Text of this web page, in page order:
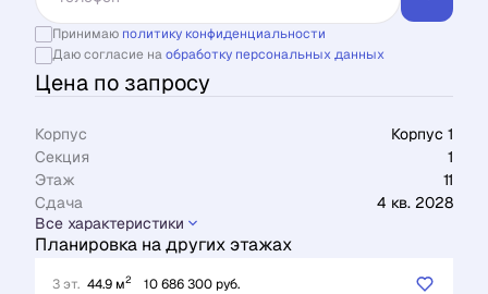
Принимаю политику конфиденциальности
Даю согласие наобработку персональных данных
Цена по запросу
Корпус
Корпус 1
Секция
1
Этаж
11
Сдача
4 кв. 2028
Все характеристики
Планировка на других этажах
3 эт. 44.9 м2 10 686 300 руб.